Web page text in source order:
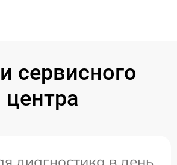
сервисного
центра